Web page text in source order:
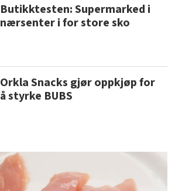
Butikktesten: Supermarked i
nærsenter i for store sko
Orkla Snacks gjør oppkjøp for
å styrke BUBS